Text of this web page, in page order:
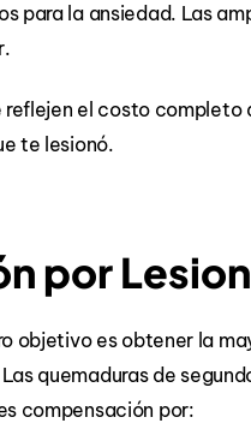
para la ansiedad. Las
reflejen el costo
te lesionó.
por
objetivo es obtener la
quemaduras de
compensación por: